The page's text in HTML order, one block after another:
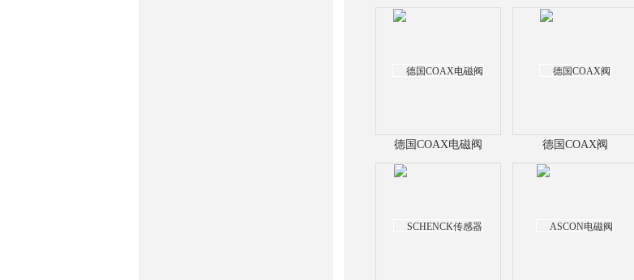
德国COAX电磁阀 德国COAX阀